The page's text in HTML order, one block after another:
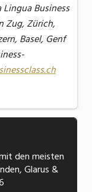
Business
Zug, Zürich,
Basel, Genf
den meisten
Glarus &